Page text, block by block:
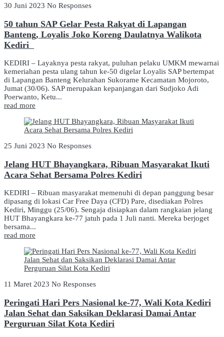
30 Juni 2023 No Responses
50 tahun SAP Gelar Pesta Rakyat di Lapangan
Banteng, Loyalis Joko Koreng Daulatnya Walikota
Kediri
KEDIRI – Layaknya pesta rakyat, puluhan pelaku UMKM mewarnai
kemeriahan pesta ulang tahun ke-50 digelar Loyalis SAP bertempat
di Lapangan Banteng Kelurahan Sukorame Kecamatan Mojoroto,
Jumat (30/06). SAP merupakan kepanjangan dari Sudjoko Adi
Poerwanto, Ketu...
read more
25 Juni 2023 No Responses
Jelang HUT Bhayangkara, Ribuan Masyarakat Ikuti
Acara Sehat Bersama Polres Kediri
KEDIRI – Ribuan masyarakat memenuhi di depan panggung besar
dipasang di lokasi Car Free Daya (CFD) Pare, disediakan Polres
Kediri, Minggu (25/06). Sengaja disiapkan dalam rangkaian jelang
HUT Bhayangkara ke-77 jatuh pada 1 Juli nanti. Mereka berjoget
bersama...
read more
11 Maret 2023 No Responses
Peringati Hari Pers Nasional ke-77, Wali Kota Kediri
Jalan Sehat dan Saksikan Deklarasi Damai Antar
Perguruan Silat Kota Kediri